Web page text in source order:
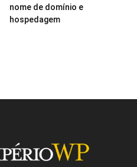
nome de domínio e
hospedagem